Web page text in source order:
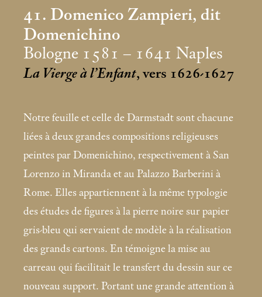
41. Domenico Zampieri, dit
Domenichino
Bologne 1581 – 1641 Naples
La Vierge à l’Enfant, vers 1626-1627
Notre feuille et celle de Darmstadt sont chacune
liées à deux grandes compositions religieuses
peintes par Domenichino, respectivement à San
Lorenzo in Miranda et au Palazzo Barberini à
Rome. Elles appartiennent à la même typologie
des études de figures à la pierre noire sur papier
gris-bleu qui servaient de modèle à la réalisation
des grands cartons. En témoigne la mise au
carreau qui facilitait le transfert du dessin sur ce
nouveau support. Portant une grande attention à